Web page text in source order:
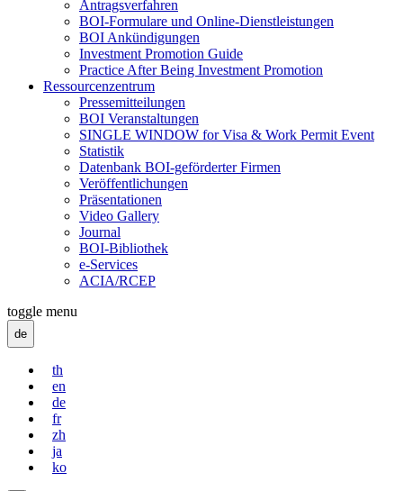
Antragsverfahren
BOI-Formulare und Online-Dienstleistungen
BOI Ankündigungen
Investment Promotion Guide
Practice After Being Investment Promotion
Ressourcenzentrum
Pressemitteilungen
BOI Veranstaltungen
SINGLE WINDOW for Visa & Work Permit Event
Statistik
Datenbank BOI-geförderter Firmen
Veröffentlichungen
Präsentationen
Video Gallery
Journal
BOI-Bibliothek
e-Services
ACIA/RCEP
toggle menu
de
th
en
de
fr
zh
ja
ko